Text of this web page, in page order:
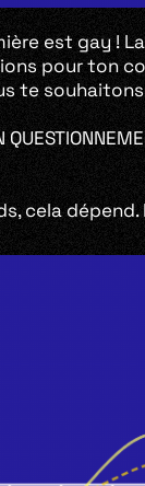
est gay !
pour ton
te
cela